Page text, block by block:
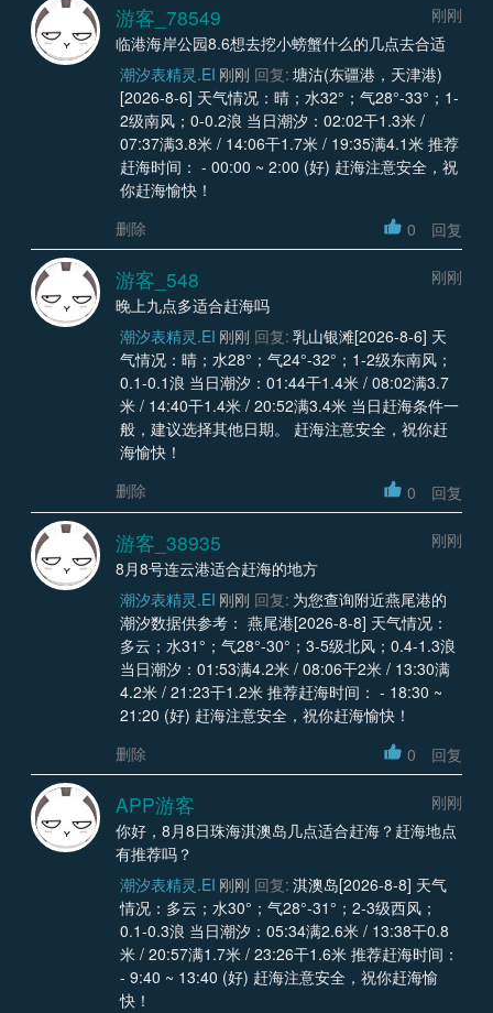
游客_78549
刚刚
临港海岸公园8.6想去挖小螃蟹什么的几点去合适
潮汐表精灵.EI 刚刚 回复: 塘沽(东疆港，天津港)
[2026-8-6] 天气情况：晴；水32°；气28°-33°；1-
2级南风；0-0.2浪 当日潮汐：02:02干1.3米 /
07:37满3.8米 / 14:06干1.7米 / 19:35满4.1米 推荐
赶海时间： - 00:00 ~ 2:00 (好) 赶海注意安全，祝
你赶海愉快！
删除
0 回复
游客_548
刚刚
晚上九点多适合赶海吗
潮汐表精灵.EI 刚刚 回复: 乳山银滩[2026-8-6] 天
气情况：晴；水28°；气24°-32°；1-2级东南风；
0.1-0.1浪 当日潮汐：01:44干1.4米 / 08:02满3.7
米 / 14:40干1.4米 / 20:52满3.4米 当日赶海条件一
般，建议选择其他日期。 赶海注意安全，祝你赶
海愉快！
删除
0 回复
游客_38935
刚刚
8月8号连云港适合赶海的地方
潮汐表精灵.EI 刚刚 回复: 为您查询附近燕尾港的
潮汐数据供参考： 燕尾港[2026-8-8] 天气情况：
多云；水31°；气28°-30°；3-5级北风；0.4-1.3浪
当日潮汐：01:53满4.2米 / 08:06干2米 / 13:30满
4.2米 / 21:23干1.2米 推荐赶海时间： - 18:30 ~
21:20 (好) 赶海注意安全，祝你赶海愉快！
删除
0 回复
APP游客
刚刚
你好，8月8日珠海淇澳岛几点适合赶海？赶海地点
有推荐吗？
潮汐表精灵.EI 刚刚 回复: 淇澳岛[2026-8-8] 天气
情况：多云；水30°；气28°-31°；2-3级西风；
0.1-0.3浪 当日潮汐：05:34满2.6米 / 13:38干0.8
米 / 20:57满1.7米 / 23:26干1.6米 推荐赶海时间：
- 9:40 ~ 13:40 (好) 赶海注意安全，祝你赶海愉
快！